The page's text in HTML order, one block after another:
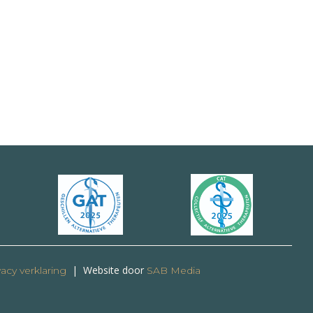
verklaring | Website door SAB Media